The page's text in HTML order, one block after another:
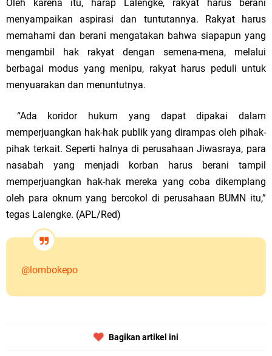
Oleh karena itu, harap Lalengke, rakyat harus berani
menyampaikan aspirasi dan tuntutannya. Rakyat harus
memahami dan berani mengatakan bahwa siapapun yang
mengambil hak rakyat dengan semena-mena, melalui
berbagai modus yang menipu, rakyat harus peduli untuk
menyuarakan dan menuntutnya.
“Ada koridor hukum yang dapat dipakai dalam
memperjuangkan hak-hak publik yang dirampas oleh pihak-
pihak terkait. Seperti halnya di perusahaan Jiwasraya, para
nasabah yang menjadi korban harus berani tampil
memperjuangkan hak-hak mereka yang coba dikemplang
oleh para oknum yang bercokol di perusahaan BUMN itu,”
tegas Lalengke. (APL/Red)
@lombokepo
Bagikan artikel ini